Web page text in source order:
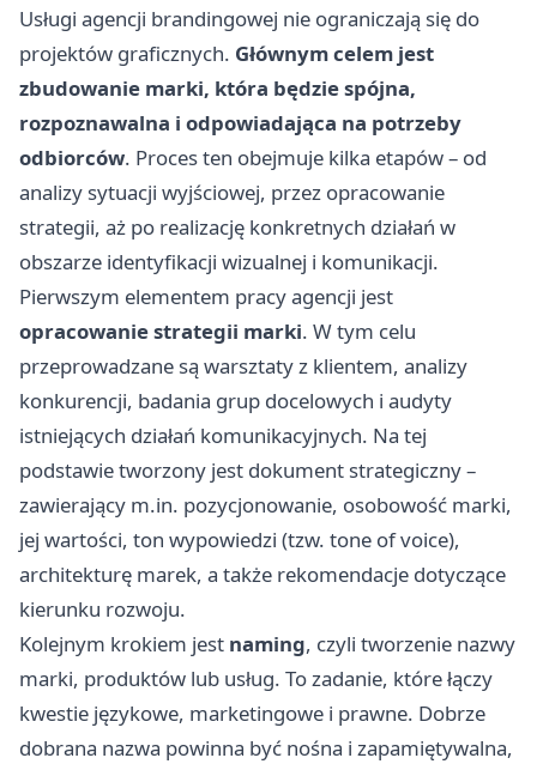
Usługi agencji brandingowej nie ograniczają się do
projektów graficznych. Głównym celem jest
zbudowanie marki, która będzie spójna,
rozpoznawalna i odpowiadająca na potrzeby
odbiorców. Proces ten obejmuje kilka etapów – od
analizy sytuacji wyjściowej, przez opracowanie
strategii, aż po realizację konkretnych działań w
obszarze identyfikacji wizualnej i komunikacji.
Pierwszym elementem pracy agencji jest
opracowanie strategii marki. W tym celu
przeprowadzane są warsztaty z klientem, analizy
konkurencji, badania grup docelowych i audyty
istniejących działań komunikacyjnych. Na tej
podstawie tworzony jest dokument strategiczny –
zawierający m.in. pozycjonowanie, osobowość marki,
jej wartości, ton wypowiedzi (tzw. tone of voice),
architekturę marek, a także rekomendacje dotyczące
kierunku rozwoju.
Kolejnym krokiem jest naming, czyli tworzenie nazwy
marki, produktów lub usług. To zadanie, które łączy
kwestie językowe, marketingowe i prawne. Dobrze
dobrana nazwa powinna być nośna i zapamiętywalna,